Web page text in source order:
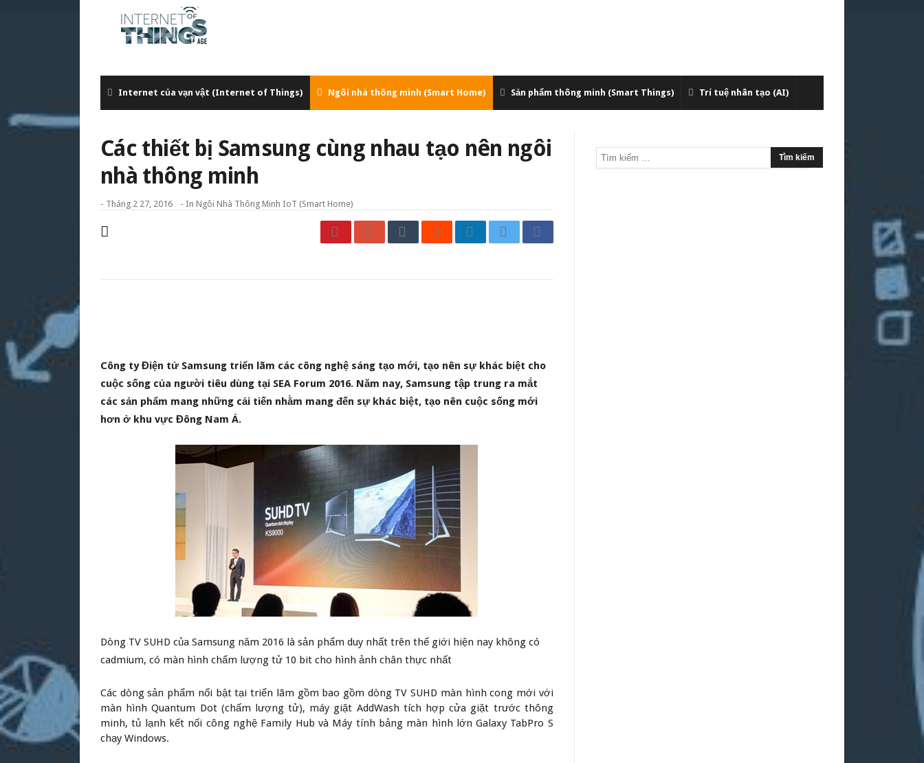
Internet của vạn vật (Internet of Things) Ngôi nhà thông minh (Smart Home) Sản phẩm thông minh (Smart Things) Trí tuệ nhân tạo (AI)
Các thiết bị Samsung cùng nhau tạo nên ngôi
nhà thông minh
- Tháng 2 27, 2016 - In Ngôi Nhà Thông Minh IoT (Smart Home)
Công ty Điện tử Samsung triển lãm các công nghệ sáng tạo mới, tạo nên sự khác biệt cho
cuộc sống của người tiêu dùng tại SEA Forum 2016. Năm nay, Samsung tập trung ra mắt
các sản phẩm mang những cải tiến nhằm mang đến sự khác biệt, tạo nên cuộc sống mới
hơn ở khu vực Đông Nam Á.
Dòng TV SUHD của Samsung năm 2016 là sản phẩm duy nhất trên thế giới hiện nay không có
cadmium, có màn hình chấm lượng tử 10 bit cho hình ảnh chân thực nhất
Các dòng sản phẩm nổi bật tại triển lãm gồm bao gồm dòng TV SUHD màn hình cong mới với
màn hình Quantum Dot (chấm lượng tử), máy giặt AddWash tích hợp cửa giặt trước thông
minh, tủ lạnh kết nối công nghệ Family Hub và Máy tính bảng màn hình lớn Galaxy TabPro S
chạy Windows.